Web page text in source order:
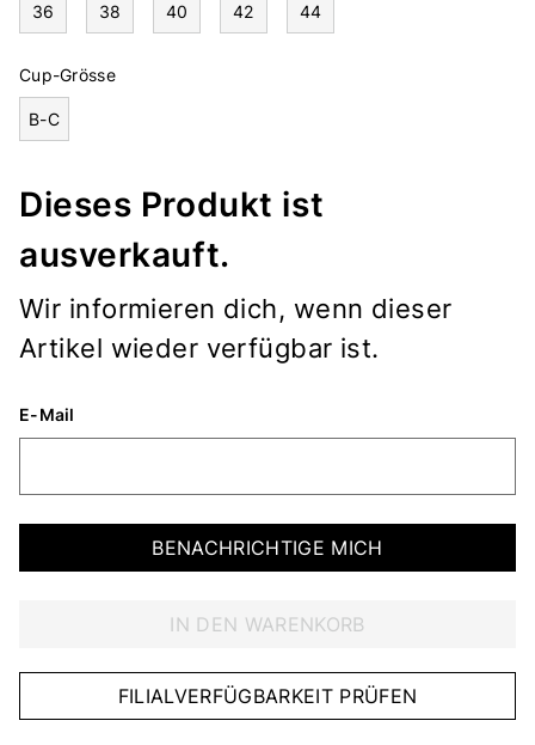
36 38 40 42 44
Cup-Grösse
B-C
Dieses Produkt ist
ausverkauft.
Wir informieren dich, wenn dieser
Artikel wieder verfügbar ist.
E-Mail
BENACHRICHTIGE MICH
IN DEN WARENKORB
FILIALVERFÜGBARKEIT PRÜFEN